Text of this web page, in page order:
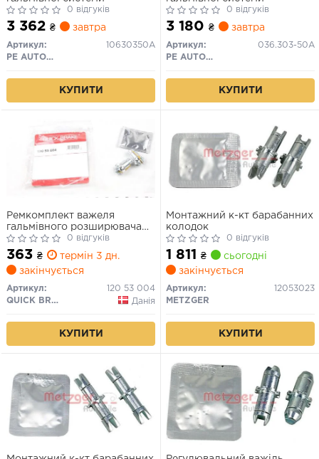
0 відгуків
3 362 ₴ завтра
Артикул:
10630350A
PE AUTOMOTIVE
КУПИТИ
0 відгуків
3 180 ₴ завтра
Артикул:
036.303-50A
PE AUTOMOTIVE
КУПИТИ
Ремкомплект важеля
гальмівного розширювача
MERCEDES /8 (W114), /8
(W115), 123 (W123), S (W116),
S (W126), SL (C107), SL
(R107) AUDI E-TRON GT
PORSCHE 911, 911 TARGA 2.0-
Electric 01.68-
0 відгуків
363 ₴
термін 3 дн.
закінчується
Артикул:
120 53 004
QUICK BRAKE
Данія
КУПИТИ
Монтажний к-кт барабанних
колодок
0 відгуків
1 811 ₴
сьогодні
закінчується
Артикул:
12053023
METZGER
КУПИТИ